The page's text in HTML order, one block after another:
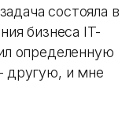
состояла в
бизнеса IT-
определенную
другую, и мне